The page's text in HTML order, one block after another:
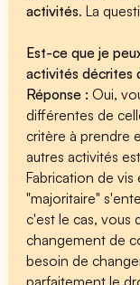
activités. La
Est-ce que je
activités décrites
Réponse :Oui,
différentes de
critère à prendre
autres activités
Fabrication de
"majoritaire"
c'est le cas, vous
changement de
besoin de
parfaitement le